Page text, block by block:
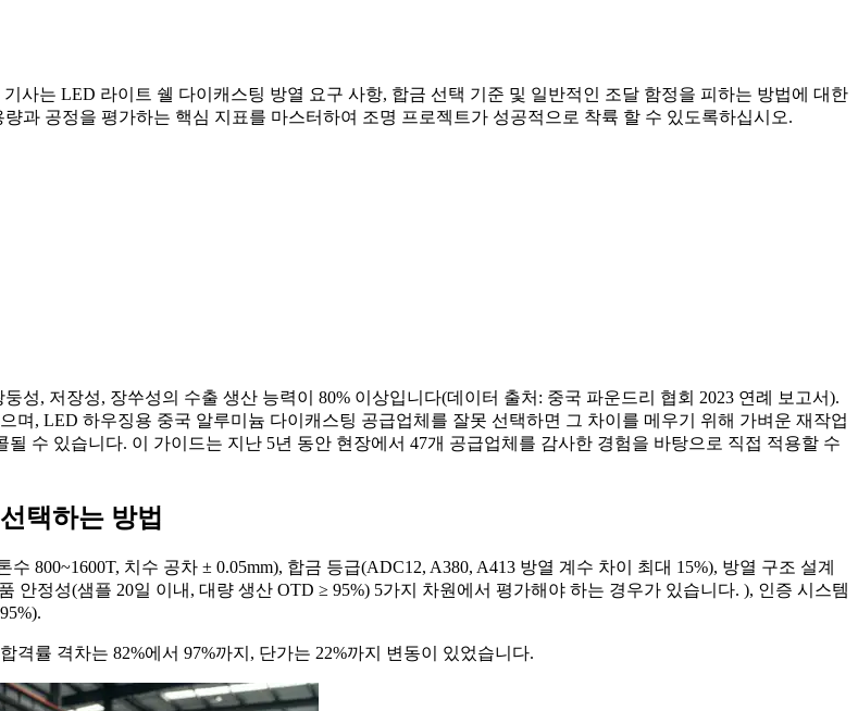
사는 LED 라이트 쉘 다이캐스팅 방열 요구 사항, 합금 선택 기준 및 일반적인 조달 함정을 피하는 방법에 대한
과 공정을 평가하는 핵심 지표를 마스터하여 조명 프로젝트가 성공적으로 착륙 할 수 있도록하십시오.
성, 저장성, 장쑤성의 수출 생산 능력이 80% 이상입니다(데이터 출처: 중국 파운드리 협회 2023 연례 보고서).
며, LED 하우징용 중국 알루미늄 다이캐스팅 공급업체를 잘못 선택하면 그 차이를 메우기 위해 가벼운 재작업
수 있습니다. 이 가이드는 지난 5년 동안 현장에서 47개 공급업체를 감사한 경험을 바탕으로 직접 적용할 수
택하는 방법
800~1600T, 치수 공차 ± 0.05mm), 합금 등급(ADC12, A380, A413 방열 계수 차이 최대 15%), 방열 구조 설계
안정성(샘플 20일 이내, 대량 생산 OTD ≥ 95%) 5가지 차원에서 평가해야 하는 경우가 있습니다. ), 인증 시스템
격률 격차는 82%에서 97%까지, 단가는 22%까지 변동이 있었습니다.